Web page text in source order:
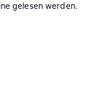
gelesen werden.